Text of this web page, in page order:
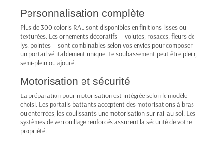
Personnalisation complète
Plus de 300 coloris RAL sont disponibles en finitions lisses ou
texturées. Les ornements décoratifs — volutes, rosaces, fleurs de
lys, pointes — sont combinables selon vos envies pour composer
un portail véritablement unique. Le soubassement peut être plein,
semi-plein ou ajouré.
Motorisation et sécurité
La préparation pour motorisation est intégrée selon le modèle
choisi. Les portails battants acceptent des motorisations à bras
ou enterrées, les coulissants une motorisation sur rail au sol. Les
systèmes de verrouillage renforcés assurent la sécurité de votre
propriété.